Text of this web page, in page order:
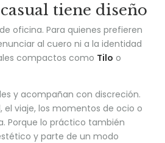
tiene diseño
oficina. Para quienes prefieren
al cuero ni a la identidad
compactos como Tilo o
y acompañan con discreción.
el viaje, los momentos de ocio o
Porque lo práctico también
y parte de un modo